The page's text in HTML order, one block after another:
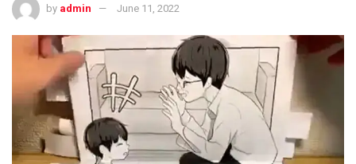
by admin June 11, 2022